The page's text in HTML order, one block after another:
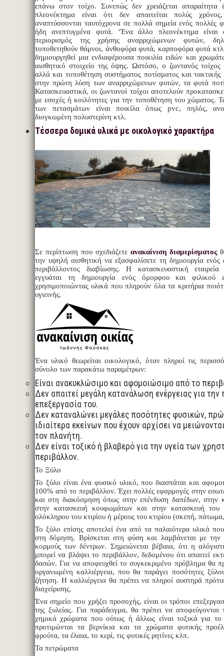
επάνω στον τοίχο. Συνεπώς δεν χρειάζεται
πλεονέκτημα είναι ότι δεν απαιτείται πολύς
αναπτύσσονται ταυτόχρονα σε πολλά σημεία ενός πολλές
ήδη ανεπτυγμένα φυτά. ‘Ένα άλλο πλεονέκτημα είναι
περιορισμός της χρήσης αναρριχώμενων φυτών,
τοποθετηθούν θάμνοι, άνθοφόρα φυτά, καρποφόρα φυτά
δημιουργηθεί μια ενδιαφέρουσα ποικιλία ειδών και
αισθητικό στοιχείο της όψης. Ωστόσο, ο ζωντανός τοίχος
αλλά και τοποθέτηση συστήματος ποτίσματος και τακτικής
στην πρώτη λύση των αναρριχώμενων φυτών, τα φυτά
Κατασκευαστικά, οι ζωντανοί τοίχοι αποτελούν
με εσοχές ή κοιλότητες για την τοποθέτηση του χώματος.
των πετασμάτων είναι ποικίλα όπως pvc, πηλός,
διογκωμένη πολυστερίνη κτλ.
Τέσσερα δομικά υλικά με οικολογικό χαρακτήρα
Σε περίπτωση που σχεδιάζετε ανακαίνιση διαμερίσματος
την υψηλή αισθητική να εξασφαλίσετε τη δημιουργία ενός
περιβάλλοντος διαβίωσης. Η κατασκευαστική
εγγυάται τη δημιουργία ενός όμορφου και φιλικού
χρησιμοποιώντας υλικά που πληρούν όλα τα κριτήρια
υγιεινής.
Ένα υλικό θεωρείται οικολογικό, όταν πληροί τις
σύνολο των παρακάτω παραμέτρων:
Είναι ανακυκλώσιμο και αφομοιώσιμο από το
Δεν απαιτεί μεγάλη κατανάλωση ενέργειας για
επεξεργασία του.
Δεν καταναλώνει μεγάλες ποσότητες φυσικών,
ιδιαίτερα εκείνων που έχουν αρχίσει να
τον πλανήτη.
Δεν είναι τοξικό ή βλαβερό για την υγεία των
περιβάλλον.
Το Ξύλο
Το ξύλο είναι ένα φυσικό υλικό, που διασπάται και
100% από το περιβάλλον. Έχει πολλές εφαρμογές στην
και στη διακόσμηση όπως στην επένδυση δαπέδων, στην
στην κατασκευή κουφωμάτων και στην κατασκευή του
ολόκληρου του κτιρίου ή μέρους του κτιρίου (σκεπή,
Το ξύλο επίσης αποτελεί ένα από τα παλαιότερα υλικά
στη δόμηση. Βρίσκεται στη φύση και λαμβάνεται με την
κορμούς των δέντρων. Σημειώνεται βέβαια, ότι η
μπορεί να βλάψει το περιβάλλον, δεδομένου ότι απαιτεί
δασών. Για να αποφευχθεί το συγκεκριμένο πρόβλημα θα
οργανωμένη καλλιέργεια, που θα παράγει ποσότητες
ζήτηση. Η καλλιέργεια θα πρέπει να πληροί αυστηρά
διαχείρισης.
Ένα σημείο που χρήζει προσοχής, είναι οι τρόποι
της ξυλείας. Για παράδειγμα, θα πρέπει να αποφεύγονται
χημικά χρώματα που ούτως ή άλλως είναι τοξικά για το
προτιμώνται τα βερνίκια και τα χρώματα φυτικής
φρούτα, τα έλαια, το κερί, τις φυτικές ρητίνες κλπ.
Τα πετρώματα